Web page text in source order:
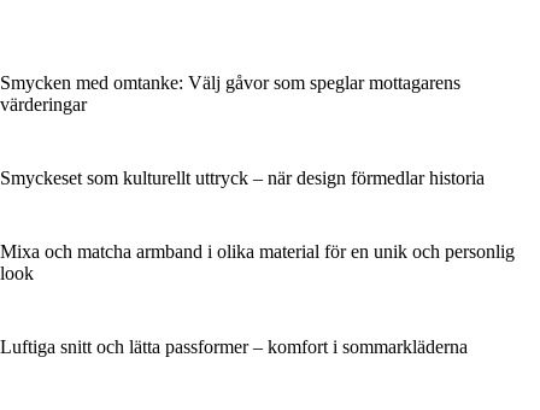
Smycken med omtanke: Välj gåvor som speglar mottagarens
värderingar
Smyckeset som kulturellt uttryck – när design förmedlar historia
Mixa och matcha armband i olika material för en unik och personlig
look
Luftiga snitt och lätta passformer – komfort i sommarkläderna